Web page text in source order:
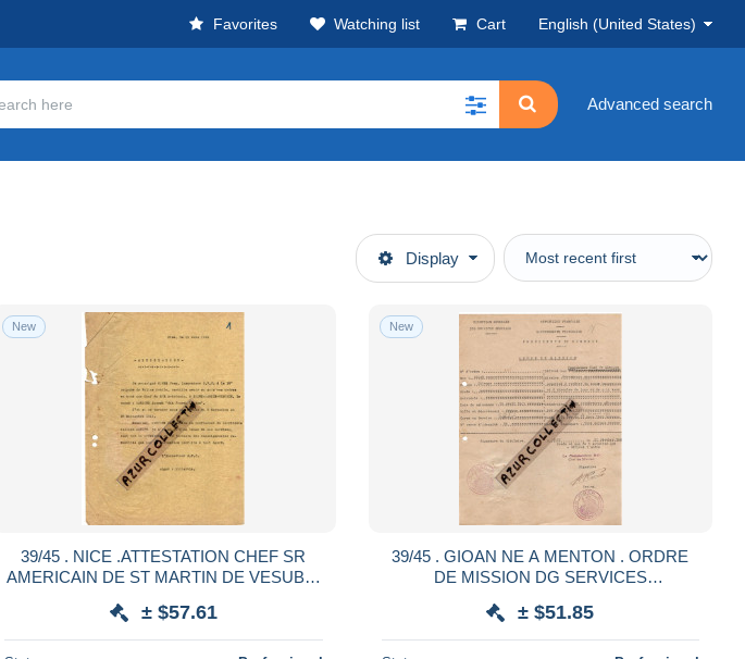
Favorites Watching list Cart English (United States)
Advanced search
Display
New
39/45 . NICE .ATTESTATION CHEF SR
AMERICAIN DE ST MARTIN DE VESUBIE
± $57.61
New
39/45 . GIOAN NE A MENTON . ORDRE
DE MISSION DG SERVICES
FRENCH MILITARY
± $51.85